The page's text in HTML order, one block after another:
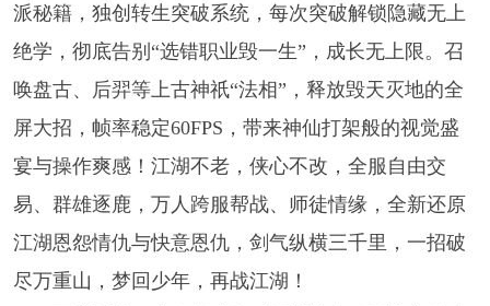
派秘籍，独创转生突破系统，每次突破解锁隐藏无上
绝学，彻底告别“选错职业毁一生”，成长无上限。召
唤盘古、后羿等上古神祇“法相”，释放毁天灭地的全
屏大招，帧率稳定60FPS，带来神仙打架般的视觉盛
宴与操作爽感！江湖不老，侠心不改，全服自由交
易、群雄逐鹿，万人跨服帮战、师徒情缘，全新还原
江湖恩怨情仇与快意恩仇，剑气纵横三千里，一招破
尽万重山，梦回少年，再战江湖！